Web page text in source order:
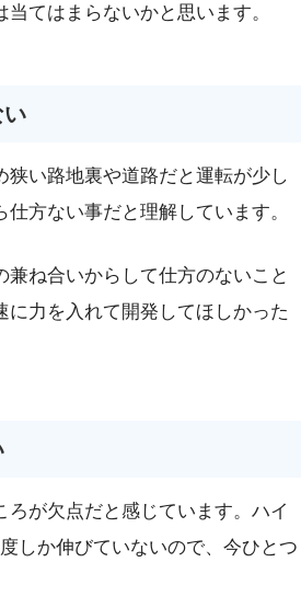
てはまらないかと思います。
い
狭い路地裏や道路だと運転が少し
方ない事だと理解しています。
兼ね合いからして仕方のないこと
力を入れて開発してほしかった
ろが欠点だと感じています。ハイ
しか伸びていないので、今ひとつ